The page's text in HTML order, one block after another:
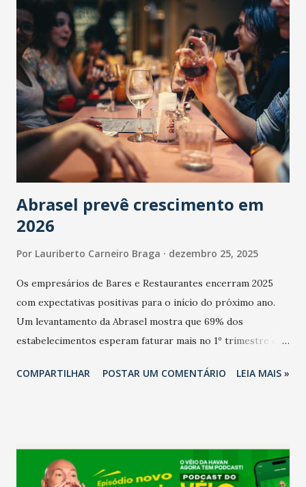
Abrasel prevê crescimento em
2026
Por Lauriberto Carneiro Braga dezembro 25, 2025
Os empresários de Bares e Restaurantes encerram 2025
com expectativas positivas para o início do próximo ano.
Um levantamento da Abrasel mostra que 69% dos
estabelecimentos esperam faturar mais no 1º trimestre de
relação ao último trimestre deste ano, 56% também
confraternizações de fim de ano e pelo pagamento do 13º
Salário para um número maior de trabalhadores, já que o
COMPARTILHAR POSTAR UM COMENTÁRIO LEIA MAIS »